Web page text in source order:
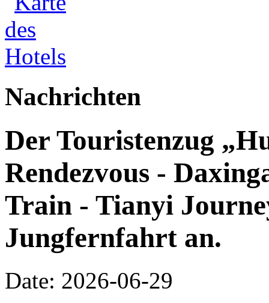
Nachrichten
Der Touristenzug
Rendezvous -
Train - Tianyi
Jungfernfahrt an.
Date: 2026-06-29